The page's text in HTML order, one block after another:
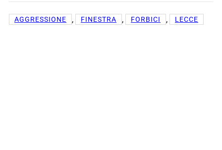
AGGRESSIONE , FINESTRA , FORBICI , LECCE